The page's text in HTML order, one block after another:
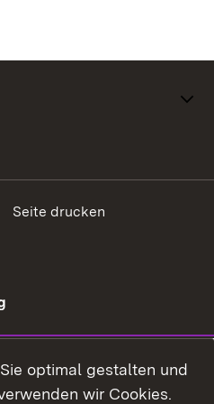
Seite drucken
optimal gestalten und
wir Cookies.